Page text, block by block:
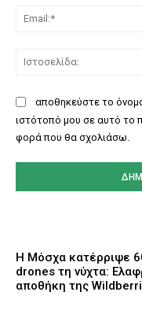
αποθηκεύστε το
ιστότοπό μου σε αυτό το
φορά που θα σχολιάσω.
Η Μόσχα κατέρριψε
drones τη νύχτα:
αποθήκη της